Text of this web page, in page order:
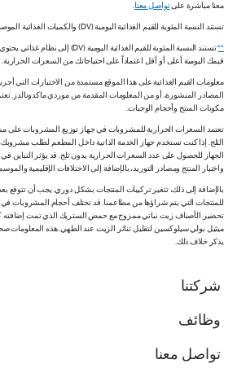
معنا مباشرة علىتواصل معنا.
تستند النسبة المئوية للقيم الغذائية اليومية (DV) والكميات الغذائية الموصى بها RDIs إلى القيم غير المقيدة.
**
قيمك اليومية أعلى أو أقل اعتماداً على احتياجاتك من السعرات الحرارية.
معلومات القيم الغذائية على هذا الموقع مستمدة من الاختبارات التي
المصادر المنشورة، أو من المعلومات المقدمة من موردي ماكدونالدز.
مكونات المنتج وأحجام الوجبات.
تعتمد السعرات الحرارية للمشروبات في جهاز توزيع المشروبات على
الثلج. إذا كنت تستخدم جهاز الخدمة الذاتية داخل المطعم لطلب
الجهاز للحصول على عدد السعرات الحرارية بدون ثلج. قد يؤثر التباين في
واختبار المنتج ومصادر التوريد، بالإضافة إلى الاختلافات الإقليمية
بالإضافة إلى ذلك، تتغير تركيبات المنتجات بشكل دوري. يجب أن تتوقع
للمنتجات التي يتم شراؤها من مطاعمنا. قد تختلف أحجام المشروبات
تحضير الأصناف زيت نباتي ممزوج مع حمض الستريك الذي تمت إضافته
يذكر خلاف ذلك.
شركتنا
وظائف
تواصل معنا